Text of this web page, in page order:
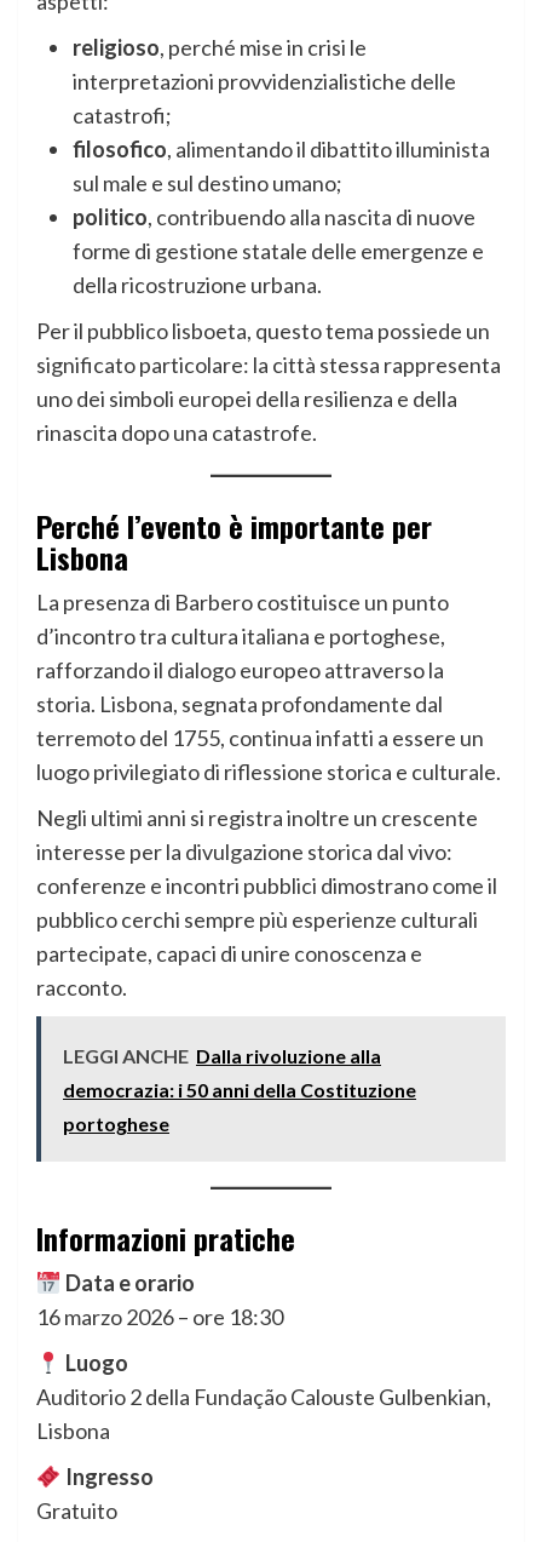
religioso, perché mise in crisi le
interpretazioni provvidenzialistiche delle
catastrofi;
filosofico, alimentando il dibattito illuminista
sul male e sul destino umano;
politico, contribuendo alla nascita di nuove
forme di gestione statale delle emergenze e
della ricostruzione urbana.
Per il pubblico lisboeta, questo tema possiede un
significato particolare: la città stessa rappresenta
uno dei simboli europei della resilienza e della
rinascita dopo una catastrofe.
Perché l’evento è importante per
Lisbona
La presenza di Barbero costituisce un punto
d’incontro tra cultura italiana e portoghese,
rafforzando il dialogo europeo attraverso la
storia. Lisbona, segnata profondamente dal
terremoto del 1755, continua infatti a essere un
luogo privilegiato di riflessione storica e culturale.
Negli ultimi anni si registra inoltre un crescente
interesse per la divulgazione storica dal vivo:
conferenze e incontri pubblici dimostrano come il
pubblico cerchi sempre più esperienze culturali
partecipate, capaci di unire conoscenza e
racconto.
LEGGI ANCHE Dalla rivoluzione alla
democrazia: i 50 anni della Costituzione
portoghese
Informazioni pratiche
Data e orario
16 marzo 2026 – ore 18:30
Luogo
Auditorio 2 della Fundação Calouste Gulbenkian,
Lisbona
Ingresso
Gratuito